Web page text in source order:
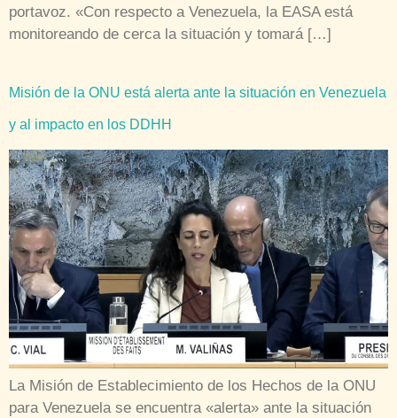
portavoz. «Con respecto a Venezuela, la EASA está
monitoreando de cerca la situación y tomará […]
Misión de la ONU está alerta ante la situación en Venezuela
y al impacto en los DDHH
La Misión de Establecimiento de los Hechos de la ONU
para Venezuela se encuentra «alerta» ante la situación